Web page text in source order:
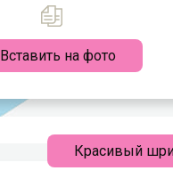
Вставить на фото
Красивый